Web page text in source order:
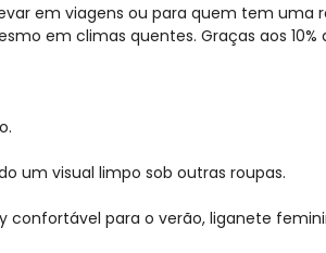
em viagens ou para quem tem uma
em climas quentes. Graças aos 10%
um visual limpo sob outras roupas.
para o verão, liganete